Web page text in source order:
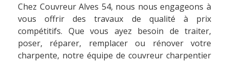
Chez Couvreur Alves 54, nous nous engageons à
vous offrir des travaux de qualité à prix
compétitifs. Que vous ayez besoin de traiter,
poser, réparer, remplacer ou rénover votre
charpente, notre équipe de couvreur charpentier